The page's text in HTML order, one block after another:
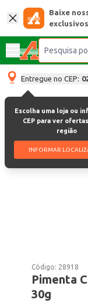
Baixe
exclusivos
Entregue no CEP:
Escolha uma loja ou
CEP para ver
região
INFORMAR
Código: 28918
Pimenta
30g